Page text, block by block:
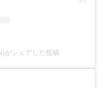
がシェアした投稿